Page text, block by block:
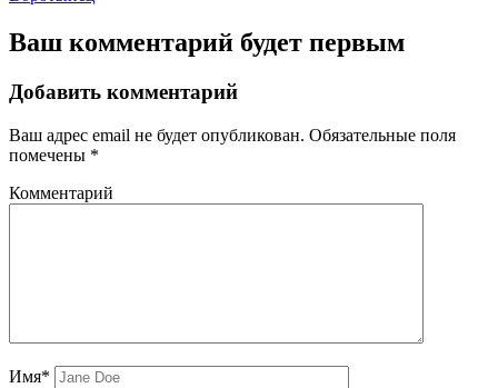
Ваш комментарий будет первым
Добавить комментарий
Ваш адрес email не будет опубликован. Обязательные поля
помечены *
Комментарий
Имя*